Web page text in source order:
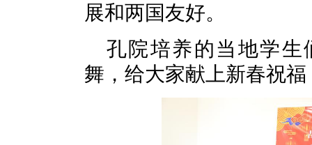
展和两国友好。
孔院培养的当地学生
舞，给大家献上新春祝福